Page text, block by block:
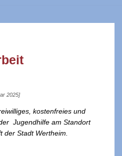
2025]
kostenfreies und
Jugendhilfe am Standort
der Stadt Wertheim.